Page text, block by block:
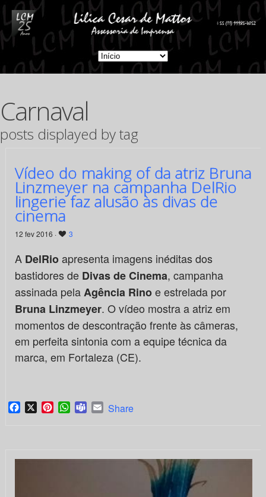
Carnaval
posts displayed by tag
Vídeo do making of da atriz Bruna
Linzmeyer na campanha DelRio
lingerie faz alusão às divas de
cinema
12 fev 2016 · 3
A DelRioapresenta imagens inéditas dos
bastidores de Divas de Cinema, campanha
assinada pelaAgência Rinoe estrelada por
Bruna Linzmeyer. O vídeo mostra a atriz em
momentos de descontração frente às câmeras,
em perfeita sintonia com a equipe técnica da
marca, em Fortaleza (CE).
Facebook
X PinterestWhatsApp
TeamsEmail
Share